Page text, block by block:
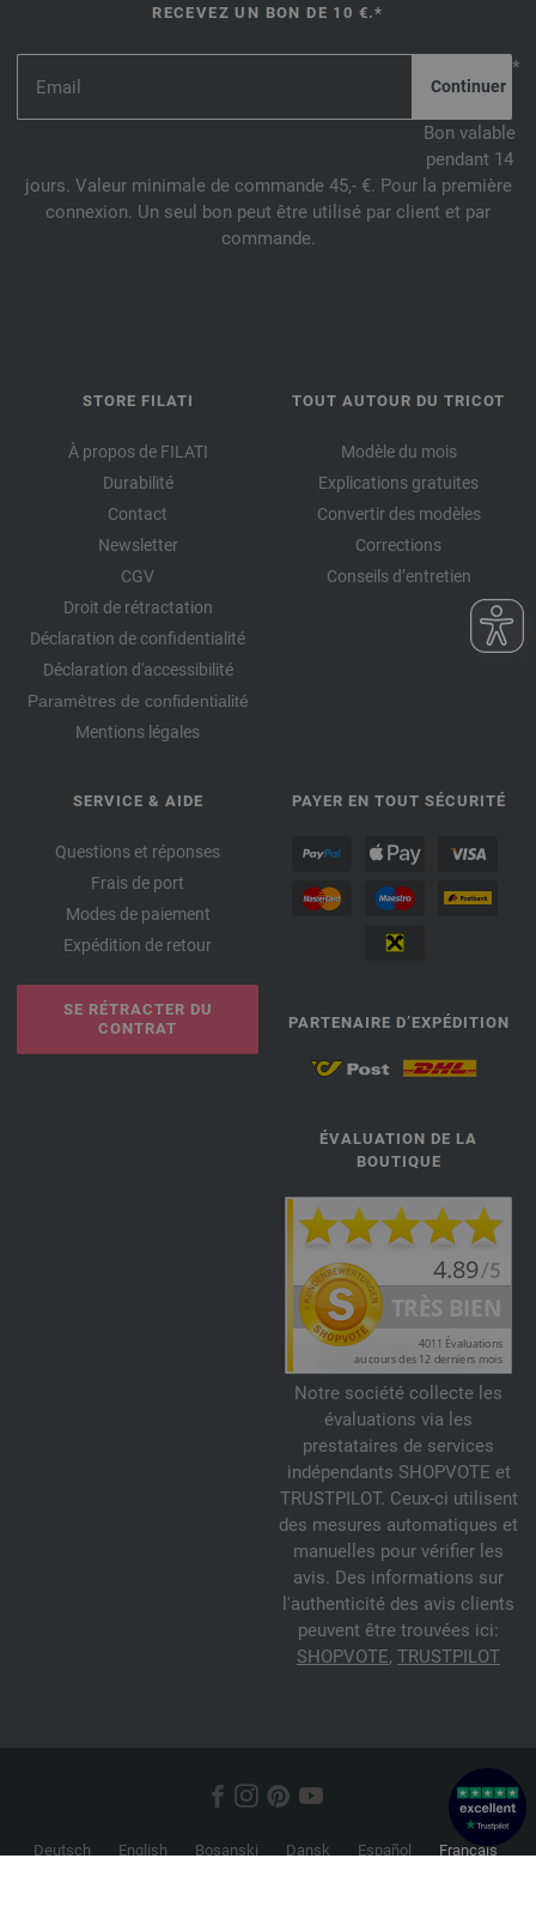
RECEVEZ UN BON DE 10 €.*
*
Bon valable
pendant 14
jours. Valeur minimale de commande 45,- €. Pour la première
connexion. Un seul bon peut être utilisé par client et par
commande.
STORE FILATI
À propos de FILATI
Durabilité
Contact
Newsletter
CGV
Droit de rétractation
Déclaration de confidentialité
Déclaration d'accessibilité
Paramètres de confidentialité
Mentions légales
TOUT AUTOUR DU TRICOT
Modèle du mois
Explications gratuites
Convertir des modèles
Corrections
Conseils d’entretien
SERVICE & AIDE
Questions et réponses
Frais de port
Modes de paiement
Expédition de retour
SE RÉTRACTER DU
CONTRAT
PAYER EN TOUT SÉCURITÉ
PARTENAIRE D’EXPÉDITION
ÉVALUATION DE LA
BOUTIQUE
Notre société collecte les
évaluations via les
prestataires de services
indépendants SHOPVOTE et
TRUSTPILOT. Ceux-ci utilisent
des mesures automatiques et
manuelles pour vérifier les
avis. Des informations sur
l'authenticité des avis clients
peuvent être trouvées ici:
SHOPVOTE, TRUSTPILOT
Deutsch English Bosanski Dansk Español
Français